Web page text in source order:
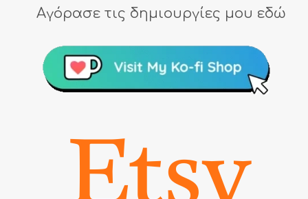
Αγόρασε τις δημιουργίες μου εδώ